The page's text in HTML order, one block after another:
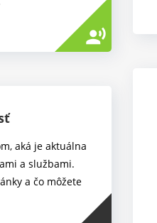
record_voice_over
aká je aktuálna
a službami.
a čo môžete